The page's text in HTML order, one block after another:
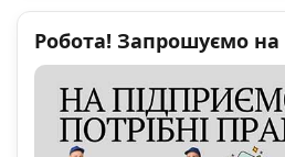
Робота! Запрошуємо на